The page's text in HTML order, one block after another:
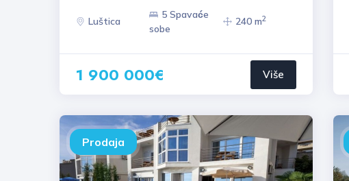
Luštica
5 Spavaće
sobe
240 m2
1 900 000€ Više
Prodaja